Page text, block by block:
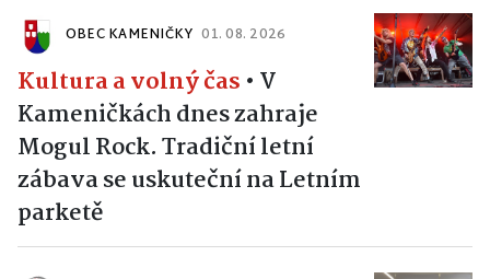
OBEC KAMENIČKY 01. 08. 2026
Kultura a volný čas • V
Kameničkách dnes zahraje
Mogul Rock. Tradiční letní
zábava se uskuteční na Letním
parketě